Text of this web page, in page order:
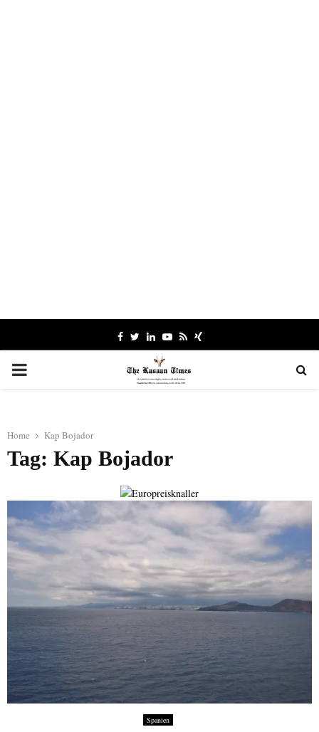
Facebook
TwitterLinkedinYoutube
RssXing
PRIMARY
Home Kap Bojador
Tag: Kap Bojador
Spanien